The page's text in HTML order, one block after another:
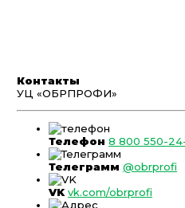
Контакты
УЦ «ОБРПРОФИ»
Телефон 8 800 550-
Телеграмм @obrprofi
VK vk.com/obrprofi